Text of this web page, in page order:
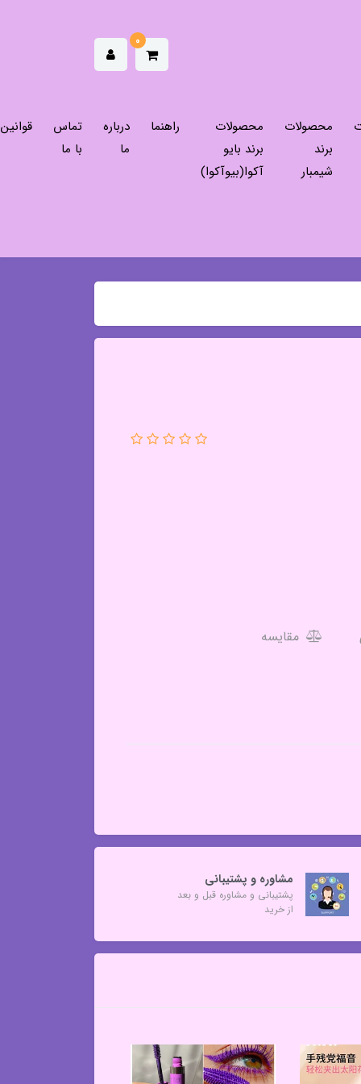
0
محصولات
برند
شیمبار
محصولات
برند بایو
آکوا(بیوآکوا)
راهنما
درباره
ما
تماس
با ما
قوانین
مقایسه
مشاوره و پشتیبانی
پشتیبانی و مشاوره قبل و بعد
از خرید